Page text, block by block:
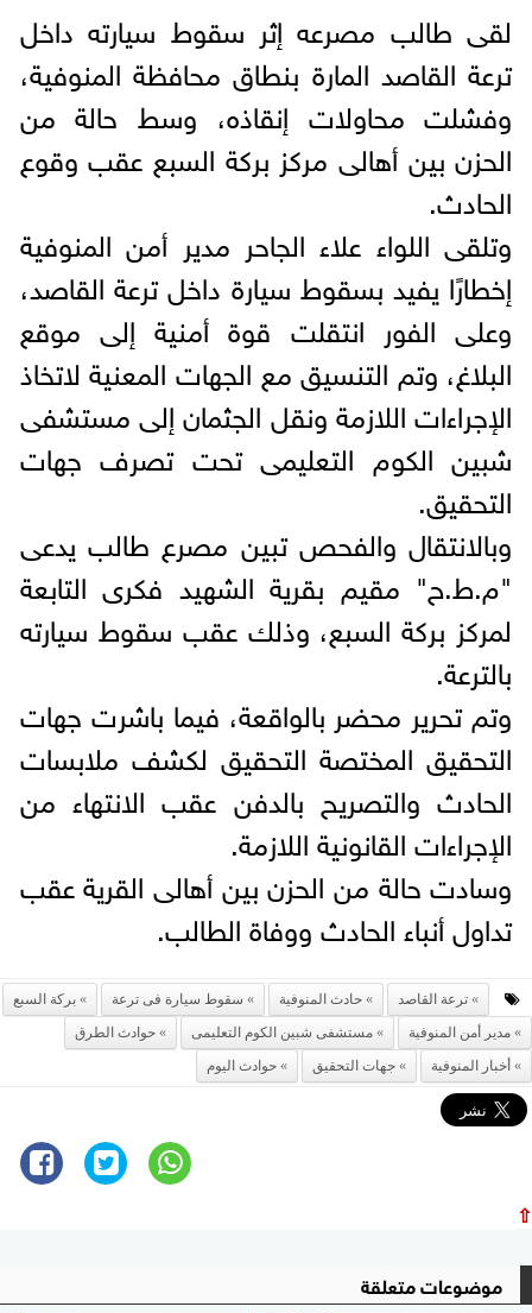
لقى طالب مصرعه إثر سقوط سيارته داخل
ترعة القاصد المارة بنطاق محافظة المنوفية،
وفشلت محاولات إنقاذه، وسط حالة من
الحزن بين أهالى مركز بركة السبع عقب وقوع
الحادث.
وتلقى اللواء علاء الجاحر مدير أمن المنوفية
إخطارًا يفيد بسقوط سيارة داخل ترعة القاصد،
وعلى الفور انتقلت قوة أمنية إلى موقع
البلاغ، وتم التنسيق مع الجهات المعنية لاتخاذ
الإجراءات اللازمة ونقل الجثمان إلى مستشفى
شبين الكوم التعليمى تحت تصرف جهات
التحقيق.
وبالانتقال والفحص تبين مصرع طالب يدعى
"م.ط.ح" مقيم بقرية الشهيد فكرى التابعة
لمركز بركة السبع، وذلك عقب سقوط سيارته
بالترعة.
وتم تحرير محضر بالواقعة، فيما باشرت جهات
التحقيق المختصة التحقيق لكشف ملابسات
الحادث والتصريح بالدفن عقب الانتهاء من
الإجراءات القانونية اللازمة.
وسادت حالة من الحزن بين أهالى القرية عقب
تداول أنباء الحادث ووفاة الطالب.
ترعة القاصد حادث المنوفية سقوط سيارة فى ترعة
بركة السبع
مدير أمن المنوفية
مستشفى شبين الكوم التعليمى
حوادث الطرق
أخبار المنوفية
جهات التحقيق حوادث اليوم
⇧
موضوعات متعلقة